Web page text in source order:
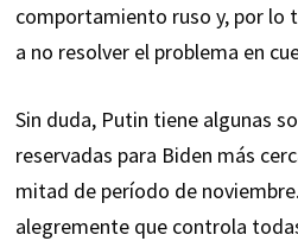
comportamiento ruso y, por lo
a no resolver el problema en
Sin duda, Putin tiene algunas
reservadas para Biden más
mitad de período de
alegremente que controla